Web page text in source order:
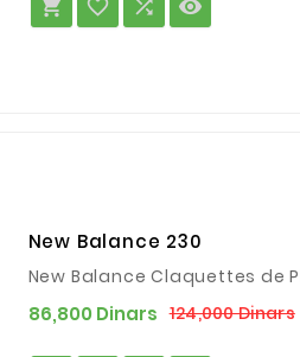
   
New Balance 230
New Balance Claquettes de
86,800 Dinars 124,000 Dinars